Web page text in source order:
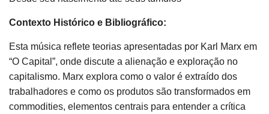
Contexto Histórico e Bibliográfico:
Esta música reflete teorias apresentadas por Karl Marx em
“O Capital”, onde discute a alienação e exploração no
capitalismo. Marx explora como o valor é extraído dos
trabalhadores e como os produtos são transformados em
commodities, elementos centrais para entender a crítica